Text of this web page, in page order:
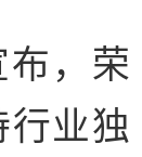
，荣
业独